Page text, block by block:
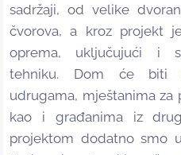
sadržaji, od velike
čvorova, a kroz projekt
oprema, uključujući i
tehniku. Dom će biti
udrugama, mještanima za
kao i građanima iz
projektom dodatno smo